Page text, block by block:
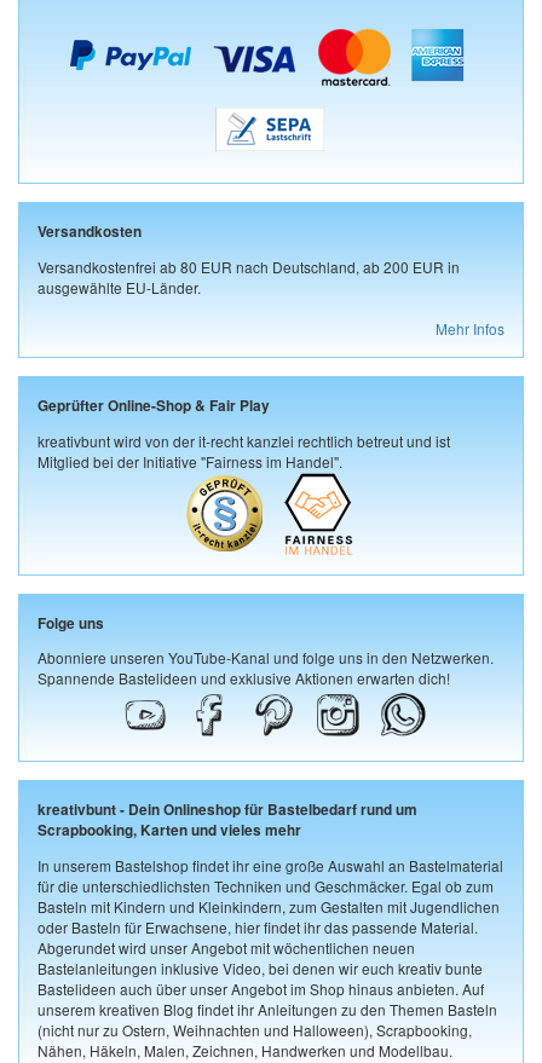
Versandkosten
Versandkostenfrei ab 80 EUR nach Deutschland, ab 200 EUR in
ausgewählte EU-Länder.
Mehr Infos
Geprüfter Online-Shop & Fair Play
kreativbunt wird von der it-recht kanzlei rechtlich betreut und ist
Mitglied bei der Initiative "Fairness im Handel".
Folge uns
Abonniere unseren YouTube-Kanal und folge uns in den Netzwerken.
Spannende Bastelideen und exklusive Aktionen erwarten dich!
kreativbunt - Dein Onlineshop für Bastelbedarf rund um
Scrapbooking, Karten und vieles mehr
In unserem Bastelshop findet ihr eine große Auswahl an Bastelmaterial
für die unterschiedlichsten Techniken und Geschmäcker. Egal ob zum
Basteln mit Kindern und Kleinkindern, zum Gestalten mit Jugendlichen
oder Basteln für Erwachsene, hier findet ihr das passende Material.
Abgerundet wird unser Angebot mit wöchentlichen neuen
Bastelanleitungen inklusive Video, bei denen wir euch kreativ bunte
Bastelideen auch über unser Angebot im Shop hinaus anbieten. Auf
unserem kreativen Blog findet ihr Anleitungen zu den Themen Basteln
(nicht nur zu Ostern, Weihnachten und Halloween), Scrapbooking,
Nähen, Häkeln, Malen, Zeichnen, Handwerken und Modellbau.